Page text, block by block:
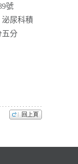
號
泌尿科積
五分